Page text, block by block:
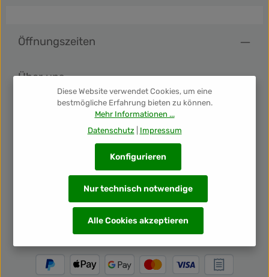
Öffnungszeiten
Über uns
Unsere Auszeichnungen
Diese Website verwendet Cookies, um eine
bestmögliche Erfahrung bieten zu können.
Mehr Informationen ...
Datenschutz| Impressum
Nur technisch notwendige
Konfigurieren
Alle Cookies akzeptieren